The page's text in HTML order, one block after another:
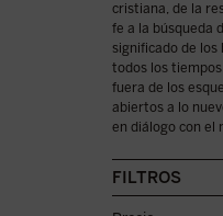
cristiana, de la
fe a la búsqueda
significado de los
todos los
fuera de los
abiertos a lo
en diálogo con el
FILTROS